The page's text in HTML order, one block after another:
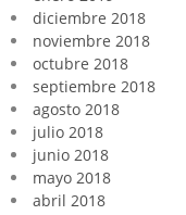
diciembre 2018
noviembre 2018
octubre 2018
septiembre 2018
agosto 2018
julio 2018
junio 2018
mayo 2018
abril 2018